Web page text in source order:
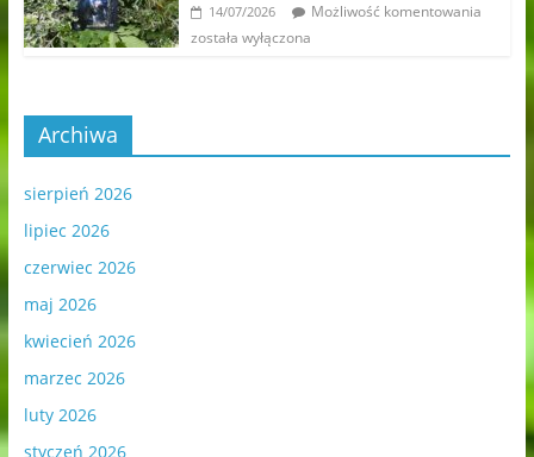
14/07/2026
Możliwość komentowania
została wyłączona
Archiwa
sierpień 2026
lipiec 2026
czerwiec 2026
maj 2026
kwiecień 2026
marzec 2026
luty 2026
styczeń 2026